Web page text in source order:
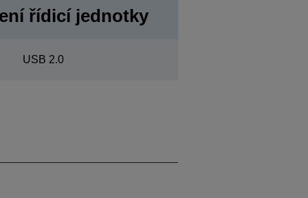
řídicí jednotky
USB 2.0